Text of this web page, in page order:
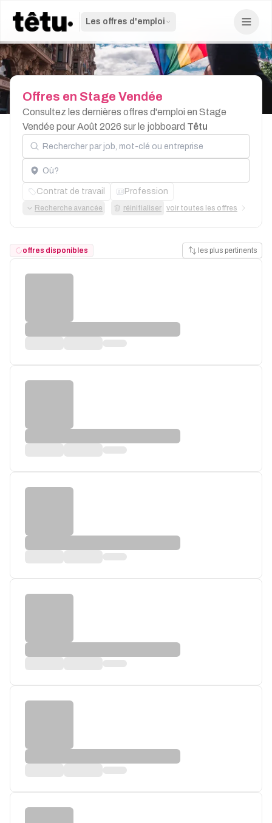
Les offres d'emploi
Offres en Stage Vendée
Consultez les dernières offres d'emploi en Stage
Vendée pour Août 2026 sur le jobboard Têtu
Rechercher par job, mot-clé ou entreprise
Localisation
Contrat de travail Profession
Recherche avancée réinitialiser voir toutes les offres
offres disponibles les plus pertinents